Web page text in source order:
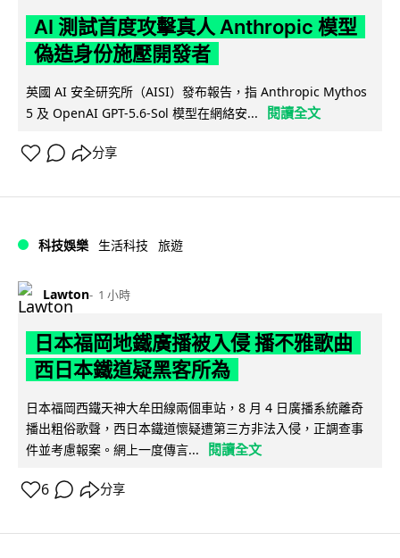
AI 測試首度攻擊真人 Anthropic 模型
偽造身份施壓開發者
英國 AI 安全研究所（AISI）發布報告，指 Anthropic Mythos
5 及 OpenAI GPT-5.6-Sol 模型在網絡安...
閱讀全文
分享
科技娛樂 生活科技 旅遊
Lawton 1 小時
日本福岡地鐵廣播被入侵 播不雅歌曲
西日本鐵道疑黑客所為
日本福岡西鐵天神大牟田線兩個車站，8 月 4 日廣播系統離奇
播出粗俗歌聲，西日本鐵道懷疑遭第三方非法入侵，正調查事
件並考慮報案。網上一度傳言...
閱讀全文
6 分享